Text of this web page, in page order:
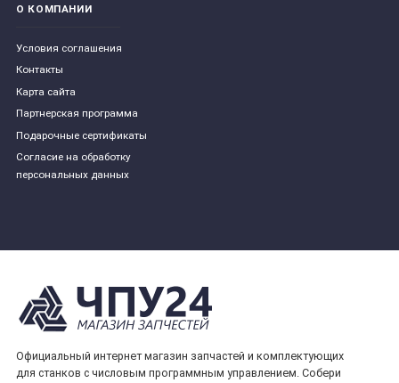
О КОМПАНИИ
Условия соглашения
Контакты
Карта сайта
Партнерская программа
Подарочные сертификаты
Согласие на обработку
персональных данных
Официальный интернет магазин запчастей и комплектующих
для станков с числовым программным управлением. Собери